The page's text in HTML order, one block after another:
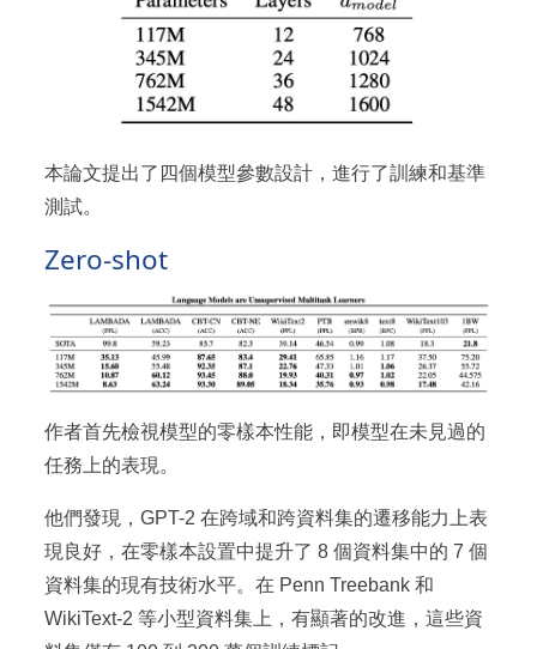
本論文提出了四個模型參數設計，進行了訓練和基準
測試。
Zero-shot
作者首先檢視模型的零樣本性能，即模型在未見過的
任務上的表現。
他們發現，GPT-2 在跨域和跨資料集的遷移能力上表
現良好，在零樣本設置中提升了 8 個資料集中的 7 個
資料集的現有技術水平。在 Penn Treebank 和
WikiText-2 等小型資料集上，有顯著的改進，這些資